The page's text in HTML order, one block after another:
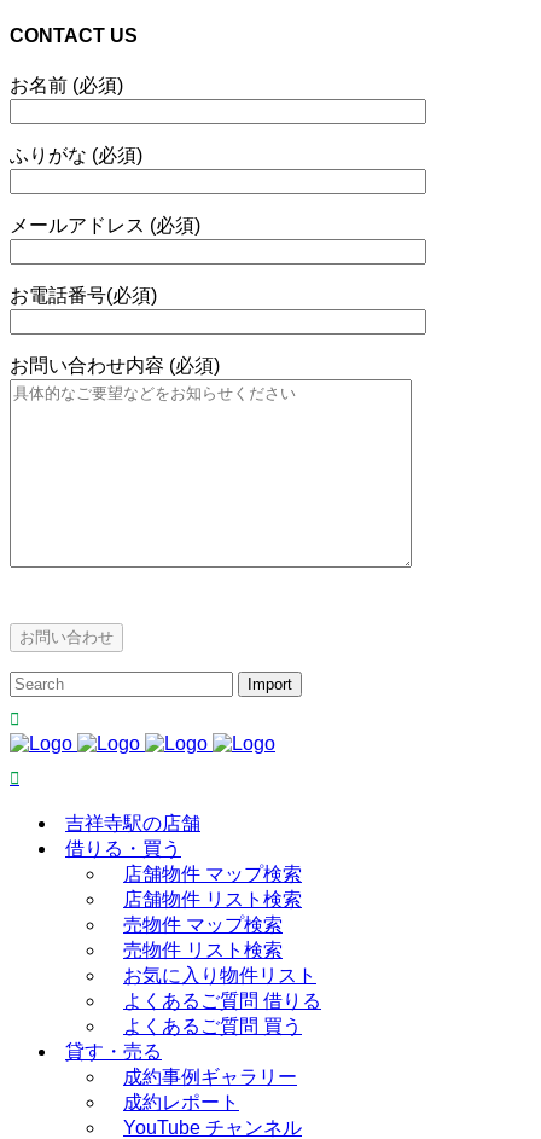
CONTACT US
お名前 (必須)
ふりがな (必須)
メールアドレス (必須)
お電話番号(必須)
お問い合わせ内容 (必須)
吉祥寺駅の店舗
借りる・買う
店舗物件 マップ検索
店舗物件 リスト検索
売物件 マップ検索
売物件 リスト検索
お気に入り物件リスト
よくあるご質問 借りる
よくあるご質問 買う
貸す・売る
成約事例ギャラリー
成約レポート
YouTube チャンネル